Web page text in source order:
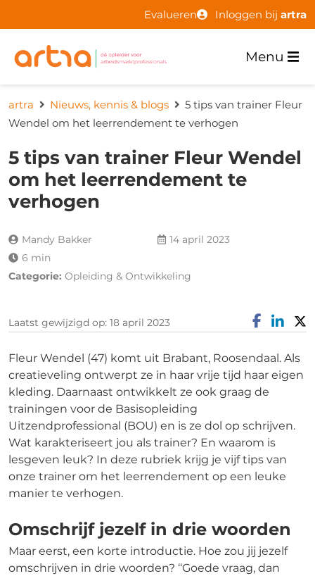
Evalueren Inloggen bij artra
Menu
artra Nieuws, kennis & blogs
5 tips van trainer Fleur
Wendel om het leerrendement te verhogen
5 tips van trainer Fleur Wendel
om het leerrendement te
verhogen
Mandy Bakker
14 april 2023
6 min
Categorie: Opleiding & Ontwikkeling
Laatst gewijzigd op: 18 april 2023
Fleur Wendel (47) komt uit Brabant, Roosendaal. Als
creatieveling ontwerpt ze in haar vrije tijd haar eigen
kleding. Daarnaast ontwikkelt ze ook graag de
trainingen voor de Basisopleiding
Uitzendprofessional (BOU) en is ze dol op schrijven.
Wat karakteriseert jou als trainer? En waarom is
lesgeven leuk? In deze rubriek krijg je vijf tips van
onze trainer om het leerrendement op een leuke
manier te verhogen.
Omschrijf jezelf in drie woorden
Maar eerst, een korte introductie. Hoe zou jij jezelf
omschrijven in drie woorden? ‘‘Goede vraag, dan